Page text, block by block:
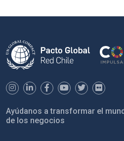
Ayúdanos a transformar el
de los negocios